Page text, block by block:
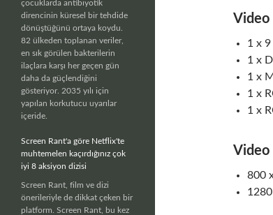
Video
1 x
1 x
1 x
1 x
1 x
Video
800
çocuklarda antibiyotik
direncinin küresel bir tehdide
dönüştüğünü ortaya koydu.
82 ülkeden toplanan veriler,
en sık görülen bakterilerin
ilaçlara karşı her geçen gün
daha da güçlendiğini
gösteriyor. 2035 yılı için
yapılan korkutucu uyarılar
içeride.
Screen Rant'a göre Netflix'te
muhtemelen kaçırdığınız çok
iyi 8 aksiyon dizisi
Screen Rant, film ve dizi
önerileriyle de dikkat çeken bir
platform. Screen Rant, bu kez